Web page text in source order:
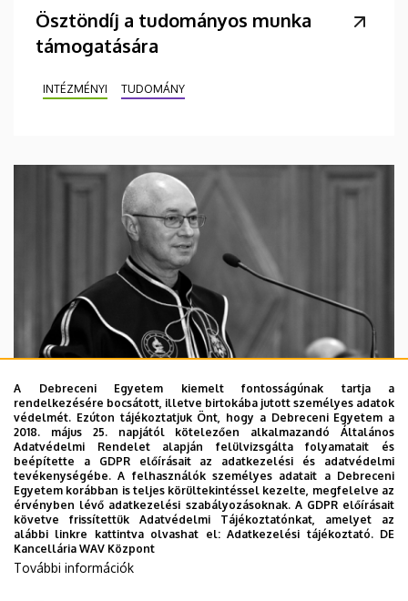
Ösztöndíj a tudományos munka
támogatására
INTÉZMÉNYI TUDOMÁNY
2026. augusztus 5.
Díszdoktorát gyászolja a Debreceni
Egyetem
INTÉZMÉNYI TTK TUDOMÁNY
A Debreceni Egyetem kiemelt fontosságúnak tartja a
rendelkezésére bocsátott, illetve birtokába jutott személyes adatok
védelmét. Ezúton tájékoztatjuk Önt, hogy a Debreceni Egyetem a
2018. május 25. napjától kötelezően alkalmazandó Általános
Adatvédelmi Rendelet alapján felülvizsgálta folyamatait és
beépítette a GDPR előírásait az adatkezelési és adatvédelmi
tevékenységébe. A felhasználók személyes adatait a Debreceni
Egyetem korábban is teljes körültekintéssel kezelte, megfelelve az
érvényben lévő adatkezelési szabályozásoknak. A GDPR előírásait
követve frissítettük Adatvédelmi Tájékoztatónkat, amelyet az
alábbi linkre kattintva olvashat el:Adatkezelési tájékoztató. DE
Kancellária WAV Központ
További információk